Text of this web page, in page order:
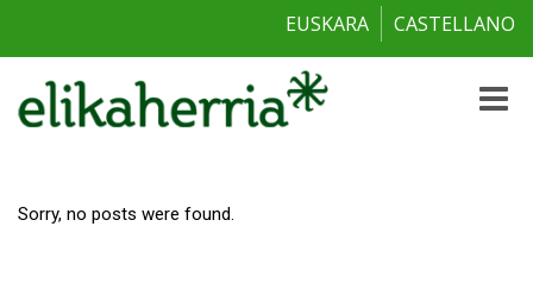
EUSKARA CASTELLANO
Toggle
Sorry, no posts were found.